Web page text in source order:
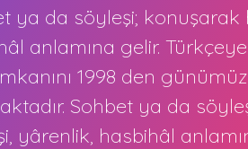
ya da söyleşi;
anlamına gelir.
1998 den
Sohbet ya da
yârenlik, hasbihâl